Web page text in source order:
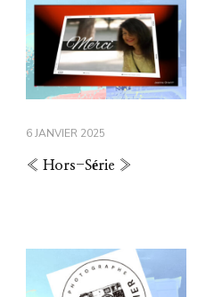
6 JANVIER 2025
« Hors-Série »